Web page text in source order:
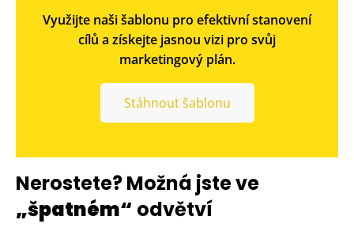
Využijte naši šablonu pro efektivní stanovení
cílů a získejte jasnou vizi pro svůj
marketingový plán.
Stáhnout šablonu
Nerostete? Možná jste ve
„špatném“ odvětví